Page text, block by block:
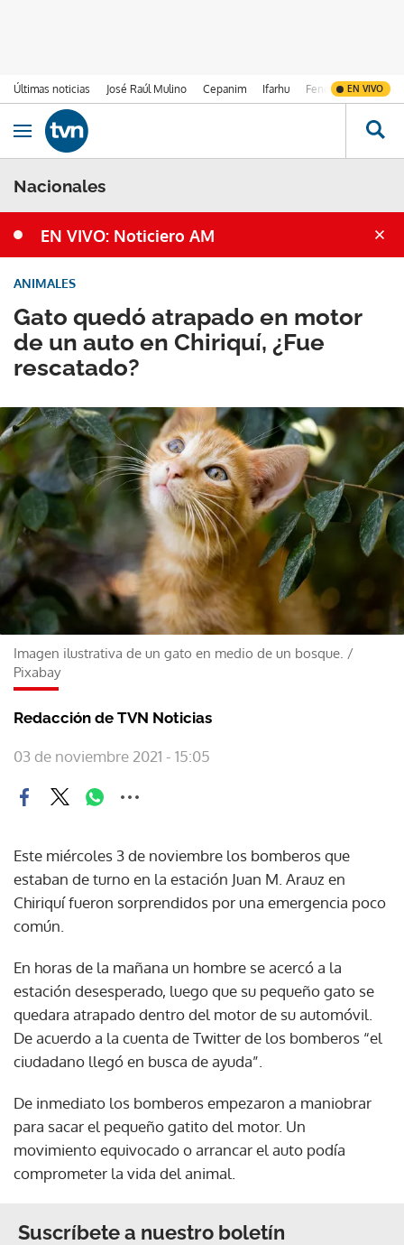
Últimas noticias José Raúl Mulino Cepanim Ifarhu Fenómeno de El
EN VIVO
Ir al contenido
Obrir navegació
Nacionales
EN VIVO: Noticiero AM
Gato quedó atrapado en motor
de un auto en Chiriquí, ¿Fue
rescatado?
ANIMALES
Imagen ilustrativa de un gato en medio de un bosque. /
Pixabay
Redacción de TVN Noticias
03 de noviembre 2021 - 15:05
Este miércoles 3 de noviembre los bomberos que
estaban de turno en la estación Juan M. Arauz en
Chiriquí fueron sorprendidos por una emergencia poco
común.
En horas de la mañana un hombre se acercó a la
estación desesperado, luego que su pequeño gato se
quedara atrapado dentro del motor de su automóvil.
De acuerdo a la cuenta de Twitter de los bomberos “el
ciudadano llegó en busca de ayuda”.
De inmediato los bomberos empezaron a maniobrar
para sacar el pequeño gatito del motor. Un
movimiento equivocado o arrancar el auto podía
comprometer la vida del animal.
Suscríbete a nuestro boletín